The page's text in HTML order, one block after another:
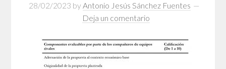
28/02/2023 by Antonio Jesús Sánchez Fuentes
Deja un comentario